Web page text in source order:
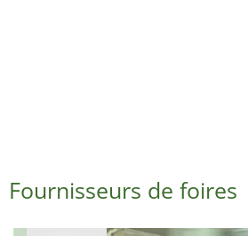
Fournisseurs de foires